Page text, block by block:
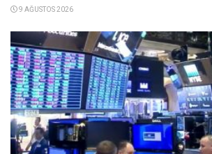
9 AĞUSTOS 2026